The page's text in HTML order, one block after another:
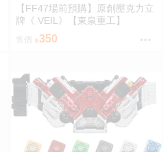
【FF47場前預購】原創壓克力立
牌《 VEIL》【東泉重工】
350